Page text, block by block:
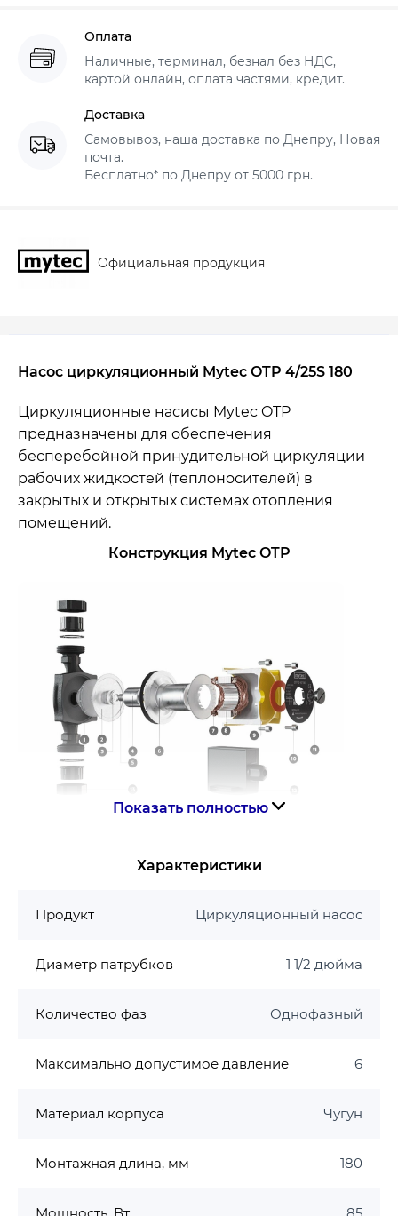
Оплата
Наличные, терминал, безнал без НДС,
картой онлайн, оплата частями, кредит.
Доставка
Самовывоз, наша доставка по Днепру, Новая
почта.
Бесплатно* по Днепру от 5000 грн.
Официальная продукция
Насос циркуляционный Mytec OTP 4/25S 180
Циркуляционные насисы Mytec OTP
предназначены для обеспечения
бесперебойной принудительной циркуляции
рабочих жидкостей (теплоносителей) в
закрытых и открытых системах отопления
помещений.
Конструкция Mytec OTP
нержавеющей стали AISI 304
4. Ротор
6. Отшлифованная гильза ротора с из
7. Медная обмотка статора
11. Резьбовая пробка из нержавеющей
12. Модульная система подключения
13. Гайки
Показать полностью
Характеристики
Продукт Циркуляционный насос
Диаметр патрубков 1 1/2 дюйма
Количество фаз Однофазный
Максимально допустимое давление 6
Материал корпуса Чугун
Монтажная длина, мм 180